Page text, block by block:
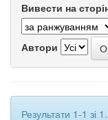
Вивести на
Автори
Результати 1-1 зі 1.